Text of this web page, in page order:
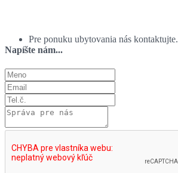
Pre ponuku ubytovania nás kontaktujte.
Napíšte nám...